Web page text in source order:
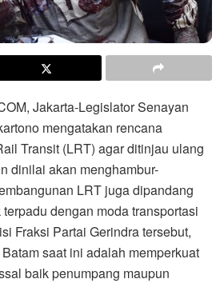
Jakarta-Legislator Senayan
mengatakan rencana
Transit (LRT) agar ditinjau ulang
dinilai akan menghambur-
LRT juga dipandang
dengan moda transportasi
Fraksi Partai Gerindra tersebut,
saat ini adalah memperkuat
baik penumpang maupun